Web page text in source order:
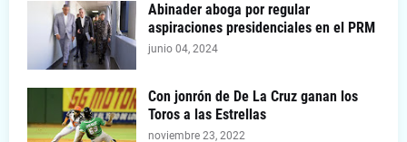
Abinader aboga por regular
aspiraciones presidenciales en el PRM
junio 04, 2024
Con jonrón de De La Cruz ganan los
Toros a las Estrellas
noviembre 23, 2022